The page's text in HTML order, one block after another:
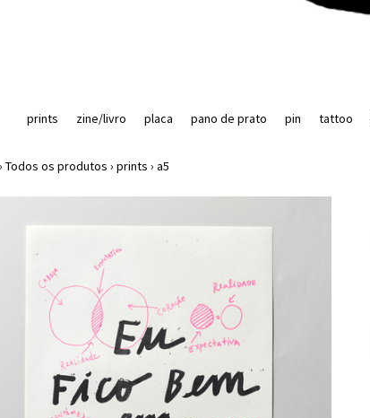
prints zine/livro placa pano de prato pin tattoo
› Todos os produtos › prints › a5